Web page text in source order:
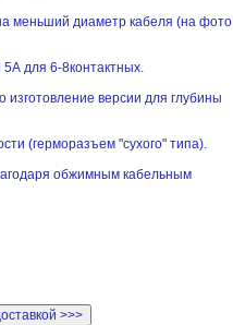
меньший диаметр кабеля (на фото
для 6-8контактных.
версии для глубины
(герморазъем "сухого" типа).
обжимным кабельным